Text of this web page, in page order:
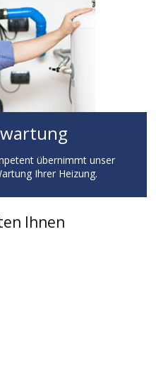
übernimmt unser
Ihrer Heizung.
Ihnen